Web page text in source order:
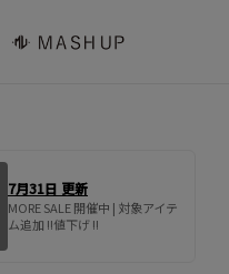
7月31日 更新
MORE SALE 開催中 | 対象アイテ
ム追加 !!値下げ !!